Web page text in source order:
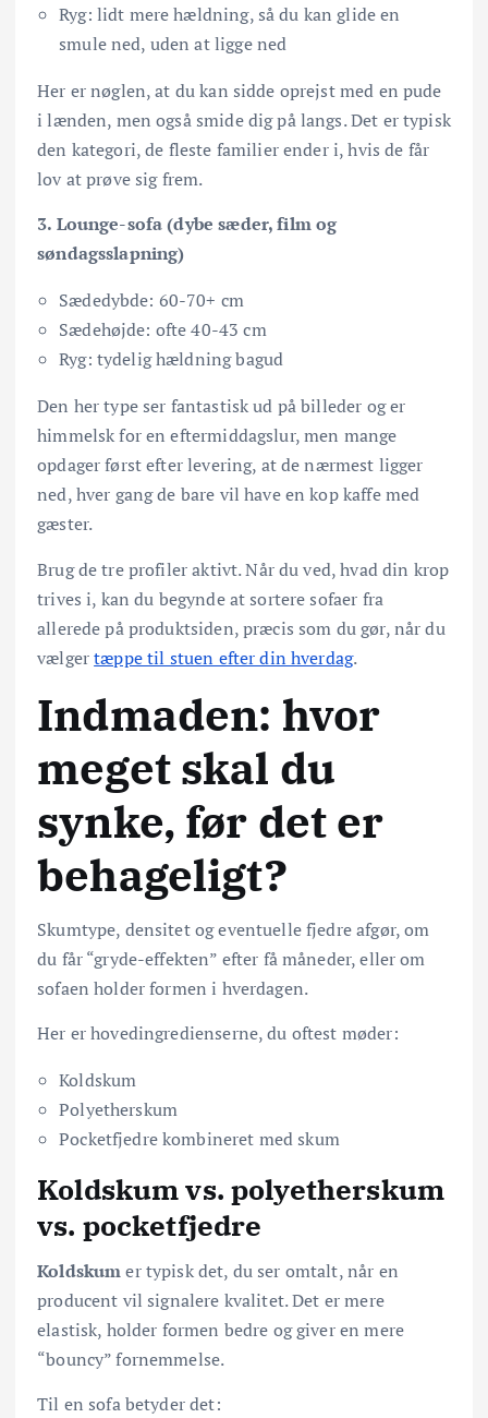
Ryg: lidt mere hældning, så du kan glide en
smule ned, uden at ligge ned
Her er nøglen, at du kan sidde oprejst med en pude
i lænden, men også smide dig på langs. Det er typisk
den kategori, de fleste familier ender i, hvis de får
lov at prøve sig frem.
3. Lounge-sofa (dybe sæder, film og
søndagsslapning)
Sædedybde: 60-70+ cm
Sædehøjde: ofte 40-43 cm
Ryg: tydelig hældning bagud
Den her type ser fantastisk ud på billeder og er
himmelsk for en eftermiddagslur, men mange
opdager først efter levering, at de nærmest ligger
ned, hver gang de bare vil have en kop kaffe med
gæster.
Brug de tre profiler aktivt. Når du ved, hvad din krop
trives i, kan du begynde at sortere sofaer fra
allerede på produktsiden, præcis som du gør, når du
vælgertæppe til stuen efter din hverdag.
Indmaden: hvor
meget skal du
synke, før det er
behageligt?
Skumtype, densitet og eventuelle fjedre afgør, om
du får “gryde-effekten” efter få måneder, eller om
sofaen holder formen i hverdagen.
Her er hovedingredienserne, du oftest møder:
Koldskum
Polyetherskum
Pocketfjedre kombineret med skum
Koldskum vs. polyetherskum
vs. pocketfjedre
Koldskumer typisk det, du ser omtalt, når en
producent vil signalere kvalitet. Det er mere
elastisk, holder formen bedre og giver en mere
“bouncy” fornemmelse.
Til en sofa betyder det: